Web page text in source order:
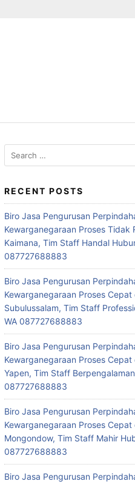
Search
for:
RECENT POSTS
Biro Jasa Pengurusan
Kewarganegaraan Proses Tidak
Kaimana, Tim Staff Handal
087727688883
Biro Jasa Pengurusan
Kewarganegaraan Proses Cepat
Subulussalam, Tim Staff
WA 087727688883
Biro Jasa Pengurusan
Kewarganegaraan Proses Cepat
Yapen, Tim Staff
087727688883
Biro Jasa Pengurusan
Kewarganegaraan Proses Cepat
Mongondow, Tim Staff Mahir
087727688883
Biro Jasa Pengurusan